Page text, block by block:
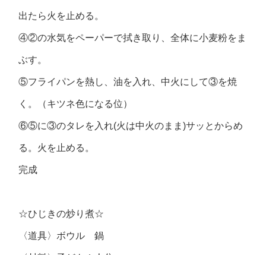
出たら火を止める。
④②の水気をペーパーで拭き取り、全体に小麦粉をま
ぶす。
⑤フライパンを熱し、油を入れ、中火にして③を焼
く。（キツネ色になる位）
⑥⑤に③のタレを入れ(火は中火のまま)サッとからめ
る。火を止める。
完成
☆ひじきの炒り煮☆
〈道具〉ボウル 鍋